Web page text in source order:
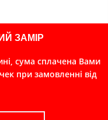
ЗАМІР
сума сплачена Вами
при замовленні від